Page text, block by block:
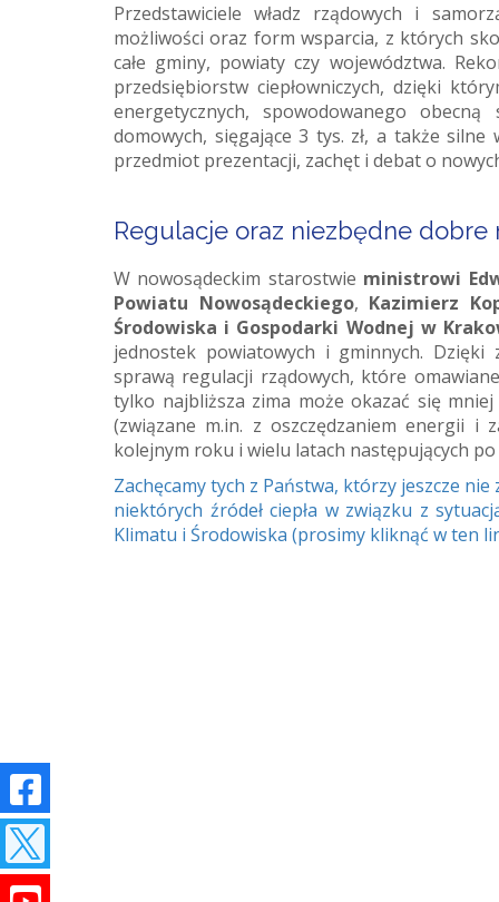
Przedstawiciele władz rządowych i
możliwości oraz form wsparcia, z których
całe gminy, powiaty czy województwa.
przedsiębiorstw ciepłowniczych, dzięki
energetycznych, spowodowanego
domowych, sięgające 3 tys. zł, a także
przedmiot prezentacji, zachęt i debat o
Regulacje oraz niezbędne dobre
W nowosądeckim starostwie ministrowi
Powiatu Nowosądeckiego, Kazimierz
Środowiska i Gospodarki Wodnej w
jednostek powiatowych i gminnych.
sprawą regulacji rządowych, które
tylko najbliższa zima może okazać się
(związane m.in. z oszczędzaniem energii i
kolejnym roku i wielu latach następujących po
Zachęcamy tych z Państwa, którzy jeszcze
niektórych źródeł ciepła w związku z
Klimatu i Środowiska (prosimy kliknąć w ten